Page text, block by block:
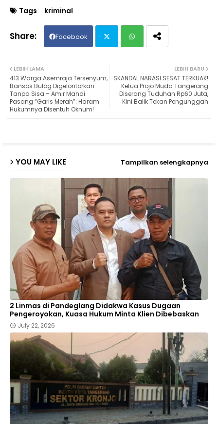
Tags kriminal
Facebook
ter ats
ap
LEBIH BARU
SKANDAL NARASI SESAT TERKUAK!
Ketua Projo Muda Tangerang
Diserang Tuduhan Rp60 Juta,
Kini Balik Tekan Pengunggah
LEBIH LAMA
413 Warga Asemraja Tersenyum,
Bansos Bulog Digelontorkan
Tanpa Sisa – Amir Mahdi
Pasang “Garis Merah”: Haram
Hukumnya Disentuh Oknum!
YOU MAY LIKE Tampilkan selengkapnya
2 Linmas di Pandeglang Didakwa Kasus Dugaan
Pengeroyokan, Kuasa Hukum Minta Klien Dibebaskan
July 22, 2026